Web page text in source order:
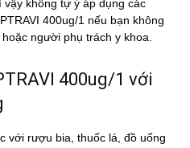
không tự ý áp dụng các
400ug/1 nếu bạn không
người phụ trách y khoa.
400ug/1 với
với rượu bia, thuốc lá, đồ uống